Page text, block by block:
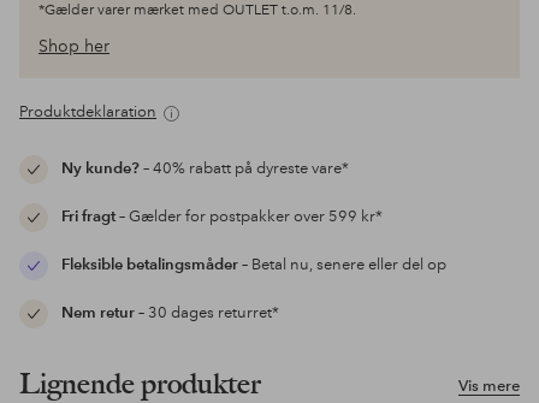
*Gælder varer mærket med OUTLET t.o.m. 11/8.
Shop her
Produktdeklaration
Ny kunde?– 40% rabatt på dyreste vare*
Fri fragt– Gælder for postpakker over 599 kr*
Fleksible betalingsmåder– Betal nu, senere eller del op
Nem retur– 30 dages returret*
Vis mere
Lignende produkter